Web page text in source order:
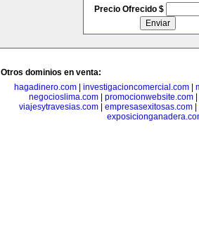
Precio Ofrecido $
Otros dominios en venta:
hagadinero.com
investigacioncomercial.com
negocioslima.com
promocionwebsite.com
viajesytravesias.com| empresasexitosas.com|